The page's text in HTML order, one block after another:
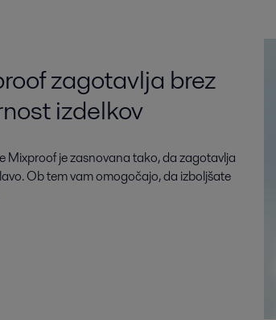
zagotavlja brez
izdelkov
Mixproof je zasnovana tako, da zagotavlja
Ob tem vam omogočajo, da izboljšate